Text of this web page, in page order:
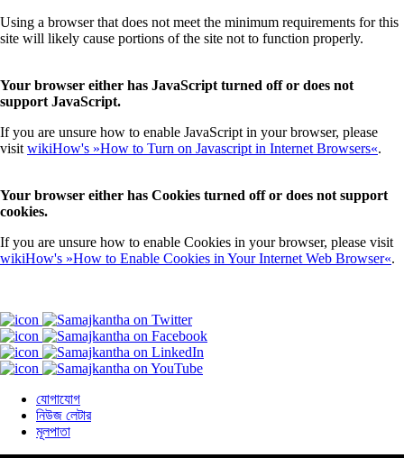
Using a browser that does not meet the minimum requirements for this
site will likely cause portions of the site not to function properly.
Your browser either has JavaScript turned off or does not
support JavaScript.
If you are unsure how to enable JavaScript in your browser, please
visit wikiHow's »How to Turn on Javascript in Internet Browsers«.
Your browser either has Cookies turned off or does not support
cookies.
If you are unsure how to enable Cookies in your browser, please visit
wikiHow's »How to Enable Cookies in Your Internet Web Browser«.
যোগাযোগ
নিউজ লেটার
মূলপাতা